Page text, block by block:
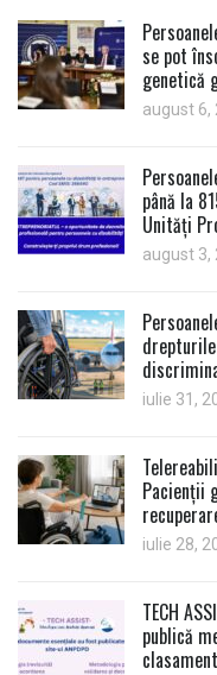
se pot
genetică
august 6,
până la
Unități
august 3,
drepturile
iulie 31,
Pacienții
iulie 28,
TECH
publică